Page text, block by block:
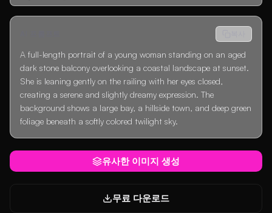
A full-length portrait of a young woman standing on an aged
dark stone balcony overlooking a coastal landscape at sunset.
She is leaning gently on the railing with her eyes closed,
creating a serene and slightly dreamy expression. The
background shows a large bay, a hillside town, and deep green
foliage beneath a softly colored twilight sky.
유사한 이미지 생성
무료 다운로드